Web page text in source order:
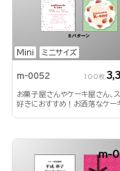
Mini ミニサイズ
m-0052 100枚
お菓子屋さんやケーキ屋さん、
好きにおすすめ！お洒落なケー
m-